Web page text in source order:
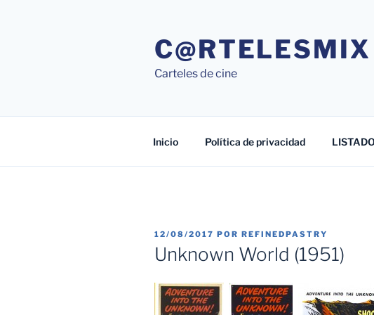
C@RTELESMIX
Carteles de cine
Inicio Política de privacidad
PUBLICADO
EL
12/08/2017 POR REFINEDPASTRY
Unknown World (1951)